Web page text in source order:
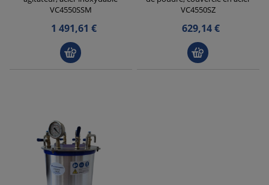
VC4550SSM
1 491,61 €
VC4550SZ
629,14 €